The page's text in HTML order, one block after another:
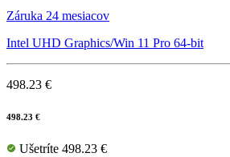
Záruka 24 mesiacov
Intel UHD Graphics/Win 11 Pro 64-bit
498.23 €
498.23 €
Ušetríte 498.23 €